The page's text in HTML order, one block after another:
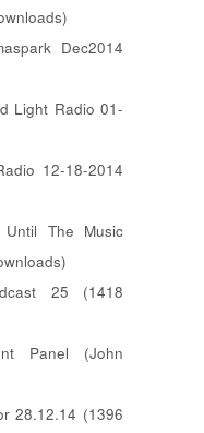
Dec2014
Light Radio 01-
12-18-2014
The Music
25 (1418
Panel (John
28.12.14 (1396